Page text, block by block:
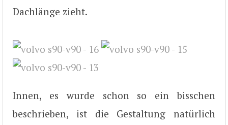
Dachlänge zieht.
Innen, es wurde schon so ein bisschen
beschrieben, ist die Gestaltung natürlich